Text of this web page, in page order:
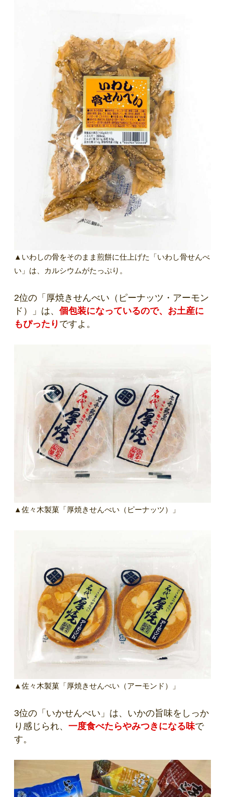
▲いわしの骨をそのまま煎餅に仕上げた「いわし骨せんべ
い」は、カルシウムがたっぷり。
2位の「厚焼きせんべい（ピーナッツ・アーモン
ド）」は、 個包装になっているので、お土産に
もぴったり ですよ。
▲佐々木製菓「厚焼きせんべい（ピーナッツ）」
▲佐々木製菓「厚焼きせんべい（アーモンド）」
3位の「いかせんべい」は、いかの旨味をしっか
り感じられ、 一度食べたらやみつきになる味で
す。